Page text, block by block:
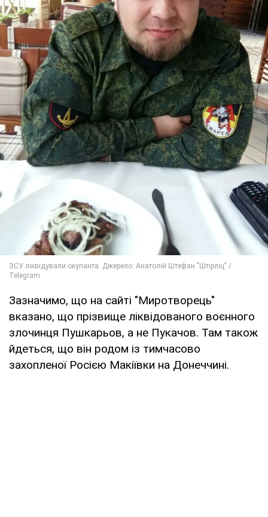
Зазначимо, що на сайті "Миротворець"
вказано, що прізвище ліквідованого воєнного
злочинця Пушкарьов, а не Пукачов. Там також
йдеться, що він родом із тимчасово
захопленої Росією Макіївки на Донеччині.